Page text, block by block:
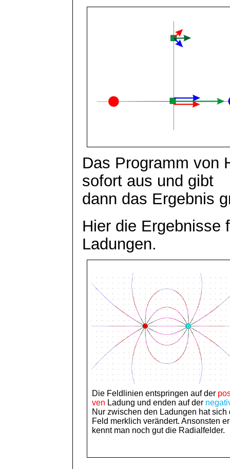
Das Programm von
sofort aus und gibt
dann das Ergebnis
Hier die Ergebnisse
Ladungen.
Die Feldlinien entspringen auf der
ven Ladung und enden auf der
Nur zwischen den Ladungen hat sich
Feld merklich verändert. Ansonsten
kennt man noch gut die Radialfelder.